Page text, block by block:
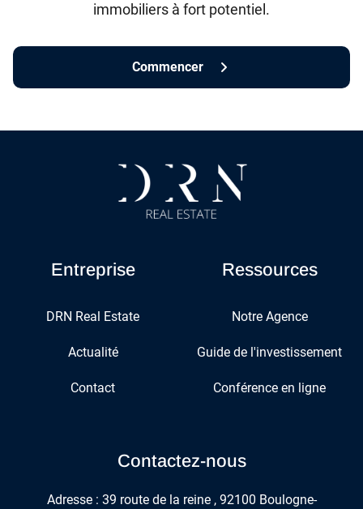
immobiliers à fort potentiel.
Commencer
Entreprise
DRN Real Estate
Actualité
Contact
Ressources
NotreAgence
Guide de l'investissement
Conférence en ligne
Contactez-nous
Adresse : 39 route de la reine , 92100 Boulogne-